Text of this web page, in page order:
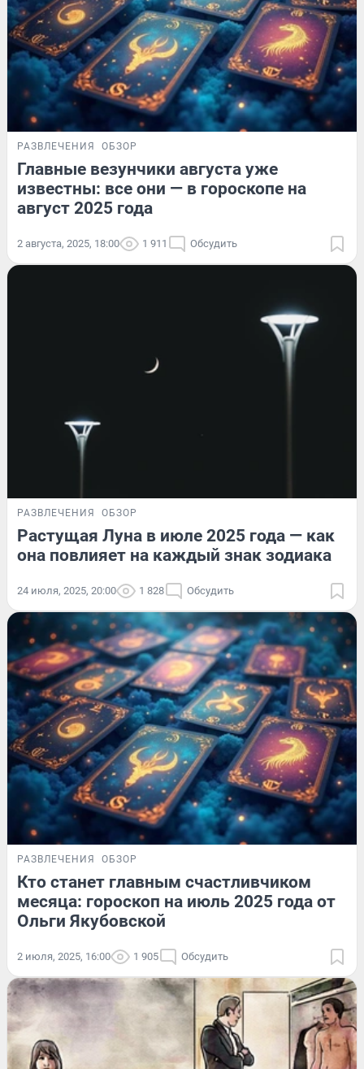
РАЗВЛЕЧЕНИЯ ОБЗОР
Главные везунчики августа уже
известны: все они — в гороскопе на
август 2025 года
2 августа, 2025, 18:00 1 911 Обсудить
РАЗВЛЕЧЕНИЯ ОБЗОР
Растущая Луна в июле 2025 года — как
она повлияет на каждый знак зодиака
24 июля, 2025, 20:00 1 828 Обсудить
РАЗВЛЕЧЕНИЯ ОБЗОР
Кто станет главным счастливчиком
месяца: гороскоп на июль 2025 года от
Ольги Якубовской
2 июля, 2025, 16:00 1 905 Обсудить